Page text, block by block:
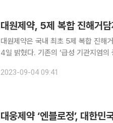
대원제약, 5제 복합 진해거
대원제약은 국내 최초 5제 복합 진해
4일 밝혔다. 기존의 ‘급성 기관지염의 증상 및 징후 개선’ 적응증에 ‘급성 상기도 감염의 기침, 가래’
해거담제는 대부분 급성 기관지염 환
2023-09-04 09:41
대웅제약 ‘엔블로정’, 대한민